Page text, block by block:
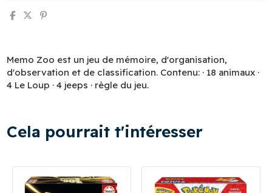
Memo Zoo est un jeu de mémoire, d'organisation,
d'observation et de classification. Contenu: · 18 animaux ·
4 Le Loup · 4 jeeps · règle du jeu.
Cela pourrait t'intéresser